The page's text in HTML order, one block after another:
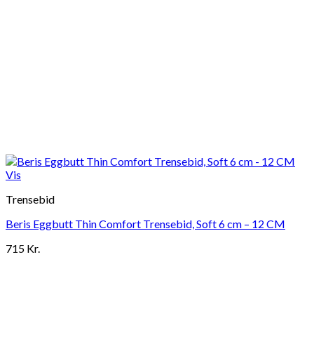
Vis
Trensebid
Beris Eggbutt Thin Comfort Trensebid, Soft 6 cm – 12 CM
715 Kr.